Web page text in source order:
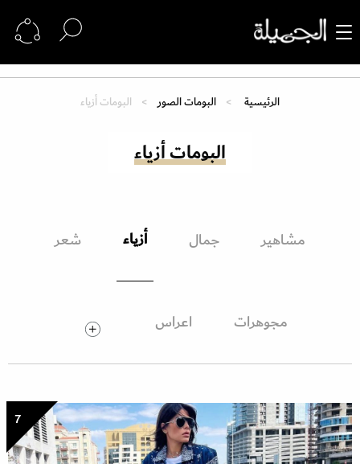
الرئيسية البومات الصور البومات أزياء
البومات أزياء
مشاهير جمال أزياء شعر
مجوهرات اعراس
7